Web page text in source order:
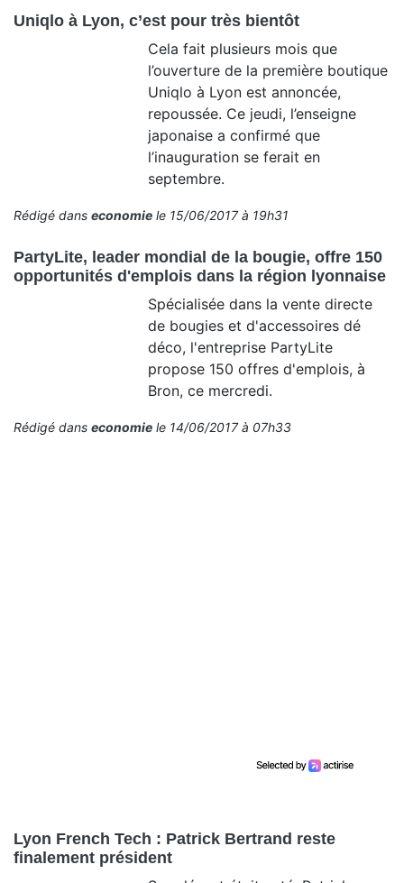
Uniqlo à Lyon, c’est pour très bientôt
Cela fait plusieurs mois que
l’ouverture de la première boutique
Uniqlo à Lyon est annoncée,
repoussée. Ce jeudi, l’enseigne
japonaise a confirmé que
l’inauguration se ferait en
septembre.
Rédigé dans economie le 15/06/2017 à 19h31
PartyLite, leader mondial de la bougie, offre 150
opportunités d'emplois dans la région lyonnaise
Spécialisée dans la vente directe
de bougies et d'accessoires dé
déco, l'entreprise PartyLite
propose 150 offres d'emplois, à
Bron, ce mercredi.
Rédigé dans economie le 14/06/2017 à 07h33
Lyon French Tech : Patrick Bertrand reste
finalement président